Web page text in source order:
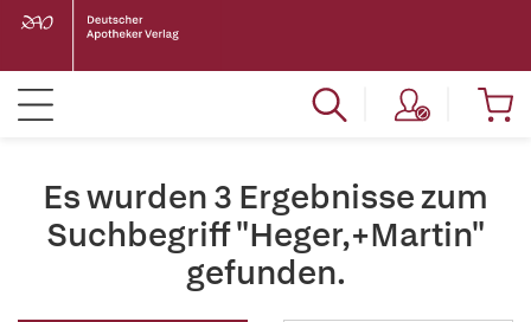
Es wurden 3 Ergebnisse zum
Suchbegriff "Heger,+Martin"
gefunden.